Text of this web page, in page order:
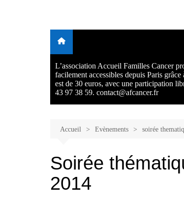
avec et après le
Ecoute thérapeutique, sophrologie, sport
musico thérapie… . L'adhésion annuelle est de
participation libre de 1 à 5 euros par atelier
L’association Accueil Familles Cancer
facilement accessibles depuis Paris
est de 30 euros, avec une participation
43 97 38 59. contact@afcancer.fr
Accueil Evènements soirée
Soirée
2014